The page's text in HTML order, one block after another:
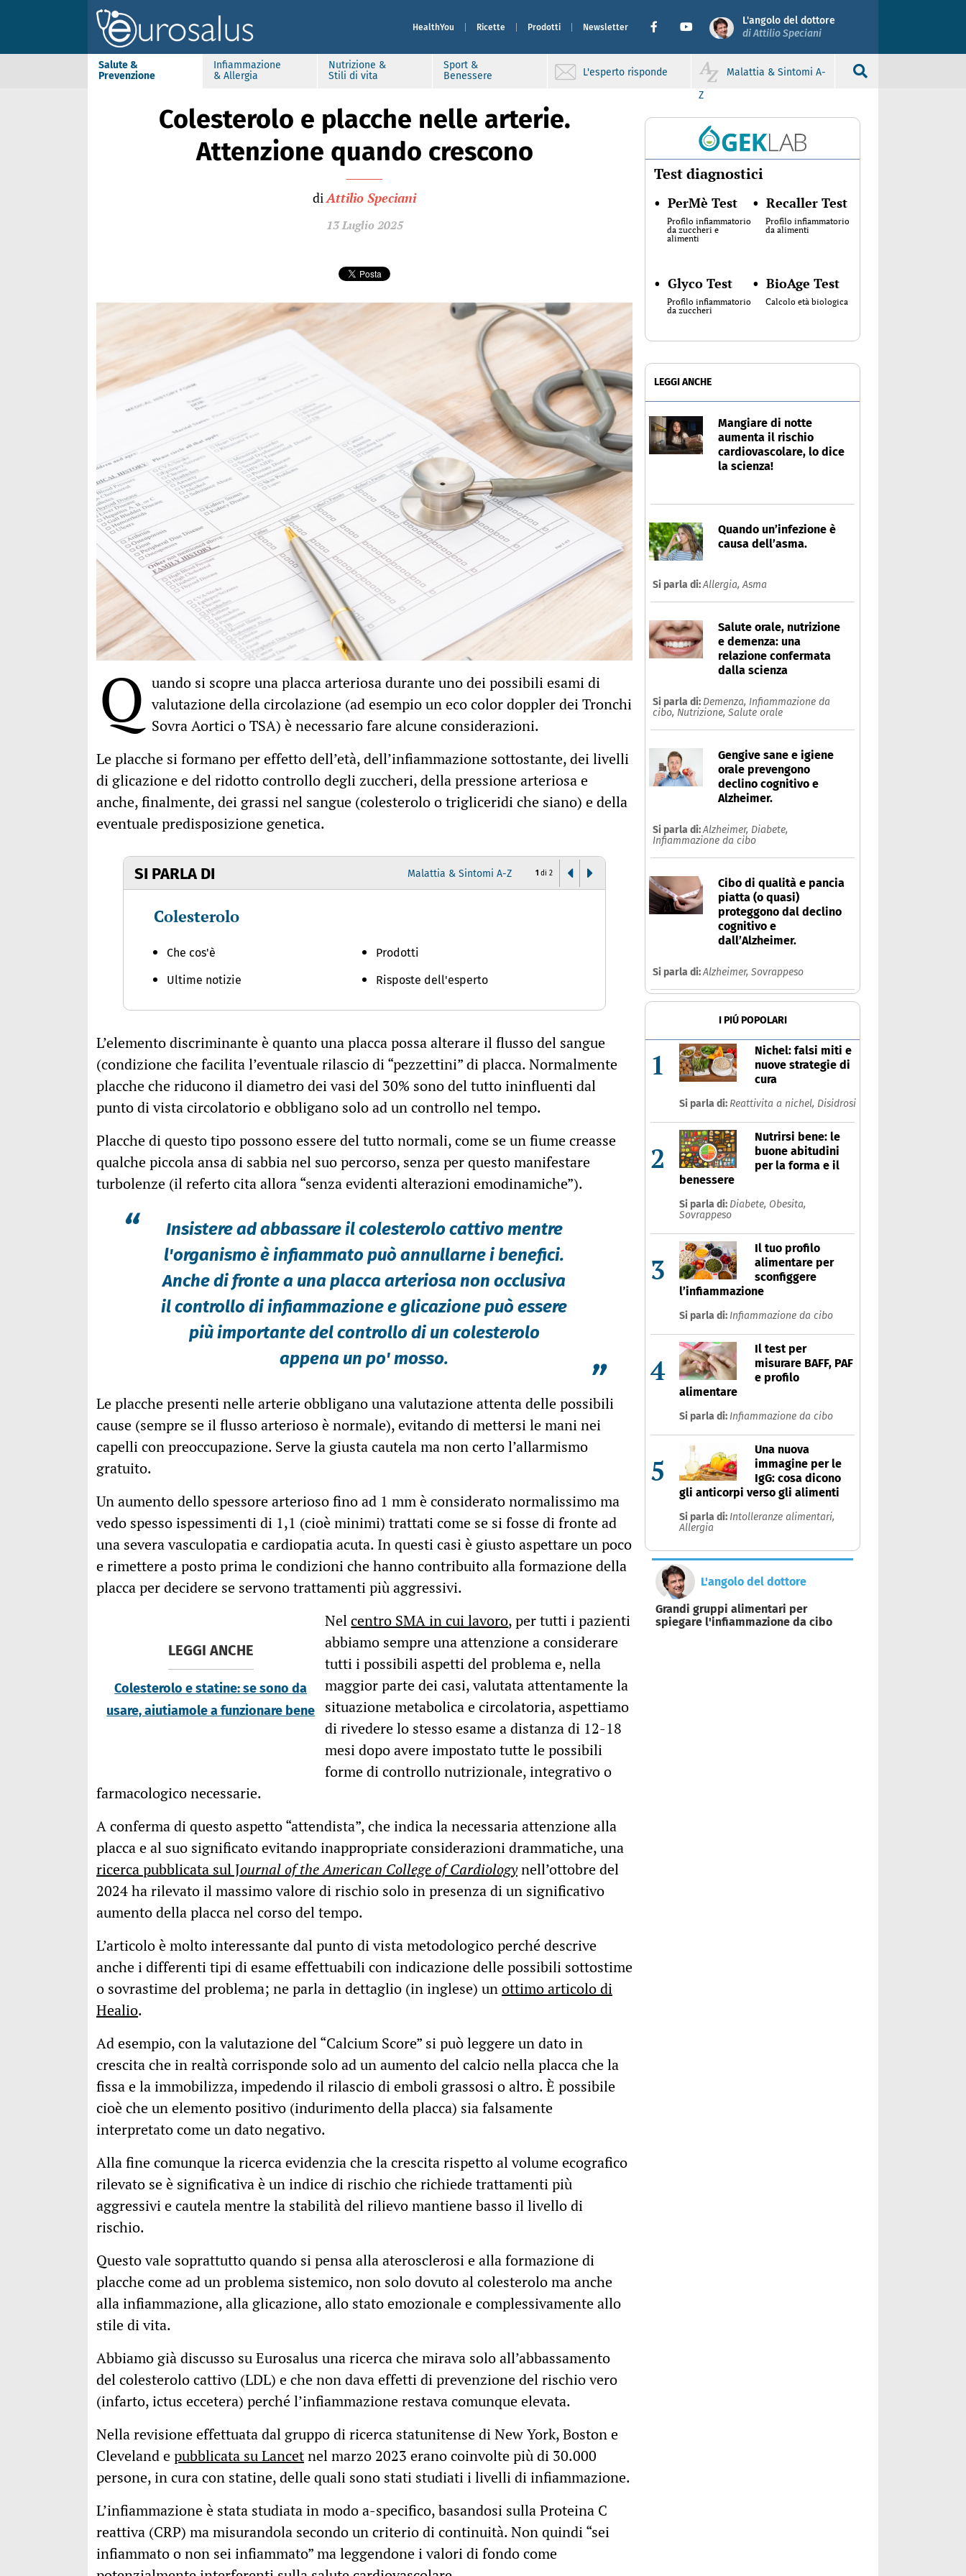
HealthYou Ricette Prodotti Newsletter
L'angolo del dottore
di Attilio Speciani
Salute &
Prevenzione
Infiammazione
& Allergia
Nutrizione &
Stili di vita
Sport &
Benessere
L'esperto risponde
Malattia & Sintomi A-
Z
Colesterolo e placche nelle arterie.
Attenzione quando crescono
diAttilio Speciani
13 Luglio 2025
Q uando si scopre una placca arteriosa durante uno dei possibili esami di
valutazione della circolazione (ad esempio un eco color doppler dei Tronchi
Sovra Aortici o TSA) è necessario fare alcune considerazioni.
Le placche si formano per effetto dell’età, dell’infiammazione sottostante, dei livelli
di glicazione e del ridotto controllo degli zuccheri, della pressione arteriosa e
anche, finalmente, dei grassi nel sangue (colesterolo o trigliceridi che siano) e della
eventuale predisposizione genetica.
SI PARLA DI Malattia & Sintomi A-Z
Colesterolo
Che cos'è
Ultime notizie
Prodotti
Risposte dell'esperto
Infiammazione da cibo
Ultime notizie
1 di 2
L’elemento discriminante è quanto una placca possa alterare il flusso del sangue
(condizione che facilita l’eventuale rilascio di “pezzettini” di placca. Normalmente
placche che riducono il diametro dei vasi del 30% sono del tutto ininfluenti dal
punto di vista circolatorio e obbligano solo ad un controllo nel tempo.
Placche di questo tipo possono essere del tutto normali, come se un fiume creasse
qualche piccola ansa di sabbia nel suo percorso, senza per questo manifestare
turbolenze (il referto cita allora “senza evidenti alterazioni emodinamiche”).
“
Insistere ad abbassare il colesterolo cattivo mentre
l'organismo è infiammato può annullarne i benefici.
Anche di fronte a una placca arteriosa non occlusiva
il controllo di infiammazione e glicazione può essere
più importante del controllo di un colesterolo
appena un po' mosso.
”
Le placche presenti nelle arterie obbligano una valutazione attenta delle possibili
cause (sempre se il flusso arterioso è normale), evitando di mettersi le mani nei
capelli con preoccupazione. Serve la giusta cautela ma non certo l’allarmismo
gratuito.
Un aumento dello spessore arterioso fino ad 1 mm è considerato normalissimo ma
vedo spesso ispessimenti di 1,1 (cioè minimi) trattati come se si fosse di fronte ad
una severa vasculopatia e cardiopatia acuta. In questi casi è giusto aspettare un poco
e rimettere a posto prima le condizioni che hanno contribuito alla formazione della
placca per decidere se servono trattamenti più aggressivi.
LEGGI ANCHE
Colesterolo e statine: se sono da
usare, aiutiamole a funzionare bene
Nelcentro SMA in cui lavoro, per tutti i pazienti
abbiamo sempre una attenzione a considerare
tutti i possibili aspetti del problema e, nella
maggior parte dei casi, valutata attentamente la
situazione metabolica e circolatoria, aspettiamo
di rivedere lo stesso esame a distanza di 12-18
mesi dopo avere impostato tutte le possibili
forme di controllo nutrizionale, integrativo o
farmacologico necessarie.
A conferma di questo aspetto “attendista”, che indica la necessaria attenzione alla
placca e al suo significato evitando inappropriate considerazioni drammatiche, una
ricerca pubblicata sul Journal of the American College of Cardiologynell’ottobre del
2024 ha rilevato il massimo valore di rischio solo in presenza di un significativo
aumento della placca nel corso del tempo.
L’articolo è molto interessante dal punto di vista metodologico perché descrive
anche i differenti tipi di esame effettuabili con indicazione delle possibili sottostime
o sovrastime del problema; ne parla in dettaglio (in inglese) unottimo articolo di
Healio.
Ad esempio, con la valutazione del “Calcium Score” si può leggere un dato in
crescita che in realtà corrisponde solo ad un aumento del calcio nella placca che la
fissa e la immobilizza, impedendo il rilascio di emboli grassosi o altro. È possibile
cioè che un elemento positivo (indurimento della placca) sia falsamente
interpretato come un dato negativo.
Alla fine comunque la ricerca evidenzia che la crescita rispetto al volume ecografico
rilevato se è significativa è un indice di rischio che richiede trattamenti più
aggressivi e cautela mentre la stabilità del rilievo mantiene basso il livello di
rischio.
Questo vale soprattutto quando si pensa alla aterosclerosi e alla formazione di
placche come ad un problema sistemico, non solo dovuto al colesterolo ma anche
alla infiammazione, alla glicazione, allo stato emozionale e complessivamente allo
stile di vita.
Abbiamo già discusso su Eurosalus una ricerca che mirava solo all’abbassamento
del colesterolo cattivo (LDL) e che non dava effetti di prevenzione del rischio vero
(infarto, ictus eccetera) perché l’infiammazione restava comunque elevata.
Nella revisione effettuata dal gruppo di ricerca statunitense di New York, Boston e
Cleveland epubblicata su Lancetnel marzo 2023 erano coinvolte più di 30.000
persone, in cura con statine, delle quali sono stati studiati i livelli di infiammazione.
L’infiammazione è stata studiata in modo a-specifico, basandosi sulla Proteina C
reattiva (CRP) ma misurandola secondo un criterio di continuità. Non quindi “sei
infiammato o non sei infiammato” ma leggendone i valori di fondo come
Test diagnostici
• PerMè Test
Profilo infiammatorio
da zuccheri e
alimenti
• Recaller Test
Profilo infiammatorio
da alimenti
• Glyco Test
Profilo infiammatorio
da zuccheri
• BioAge Test
Calcolo età biologica
LEGGI ANCHE
Mangiare di notte
aumenta il rischio
cardiovascolare, lo dice
la scienza!
Quando un’infezione è
causa dell’asma.
Si parla di:Allergia,Asma
Salute orale, nutrizione
e demenza: una
relazione confermata
dalla scienza
Si parla di: Demenza, Infiammazione da
cibo, Nutrizione, Salute orale
Gengive sane e igiene
orale prevengono
declino cognitivo e
Alzheimer.
Si parla di:Alzheimer, Diabete,
Infiammazione da cibo
Cibo di qualità e pancia
piatta (o quasi)
proteggono dal declino
cognitivo e
dall’Alzheimer.
Si parla di:Alzheimer, Sovrappeso
I PIÚ POPOLARI
1
Nichel: falsi miti e
nuove strategie di
cura
Si parla di: Reattivita a nichel, Disidrosi
2
Nutrirsi bene: le
buone abitudini
per la forma e il
benessere
Si parla di: Diabete, Obesita,
Sovrappeso
3
Il tuo profilo
alimentare per
sconfiggere
l’infiammazione
Si parla di: Infiammazione da cibo
4
Il test per
misurare BAFF, PAF
e profilo
alimentare
Si parla di: Infiammazione da cibo
5
Una nuova
immagine per le
IgG: cosa dicono
gli anticorpi verso gli alimenti
Si parla di: Intolleranze alimentari,
Allergia
L'angolo del dottore
Grandi gruppi alimentari per
spiegare l'infiammazione da cibo